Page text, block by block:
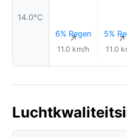
14.0°C
6% Regen
↑
11.0 km/h
5%
11.0